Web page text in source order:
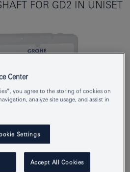
FOR GD2 IN UNISET
Center
you agree to the storing of cookies on
analyze site usage, and assist in
Settings
Accept All Cookies